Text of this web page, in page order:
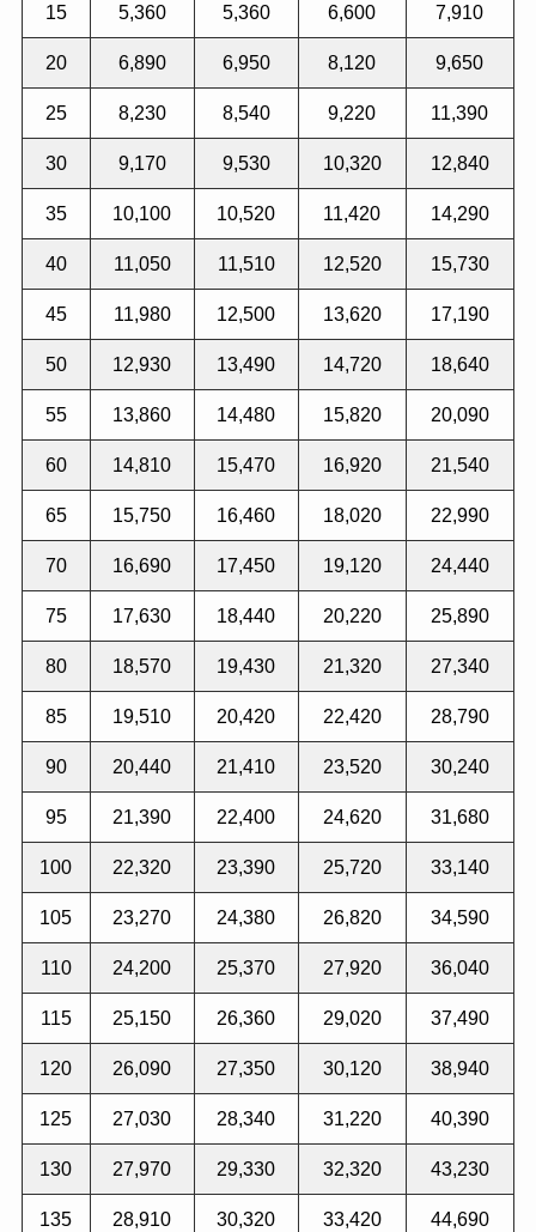
15 5,360 5,360 6,600 7,910
20 6,890 6,950 8,120 9,650
25 8,230 8,540 9,220 11,390
30 9,170 9,530 10,320 12,840
35 10,100 10,520 11,420 14,290
40 11,050 11,510 12,520 15,730
45 11,980 12,500 13,620 17,190
50 12,930 13,490 14,720 18,640
55 13,860 14,480 15,820 20,090
60 14,810 15,470 16,920 21,540
65 15,750 16,460 18,020 22,990
70 16,690 17,450 19,120 24,440
75 17,630 18,440 20,220 25,890
80 18,570 19,430 21,320 27,340
85 19,510 20,420 22,420 28,790
90 20,440 21,410 23,520 30,240
95 21,390 22,400 24,620 31,680
100 22,320 23,390 25,720 33,140
105 23,270 24,380 26,820 34,590
110 24,200 25,370 27,920 36,040
115 25,150 26,360 29,020 37,490
120 26,090 27,350 30,120 38,940
125 27,030 28,340 31,220 40,390
130 27,970 29,330 32,320 43,230
135 28,910 30,320 33,420 44,690